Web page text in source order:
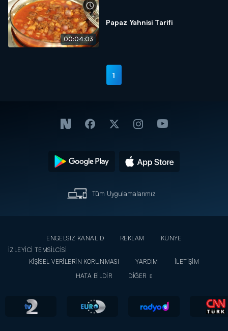
00:04:03
Papaz Yahnisi Tarifi
1
Tüm Uygulamalarımız
ENGELSİZ KANAL D REKLAM
KÜNYE
İZLEYİCİ TEMSİLCİSİ
KİŞİSEL VERİLERİN KORUNMASI
YARDIM
İLETİŞİM
HATA BİLDİR
DİĞER